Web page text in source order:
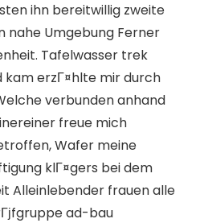
ihn bereitwillig zweite
nahe Umgebung Ferner
Tafelwasser trek
kam erzГ¤hlte mir durch
verbunden anhand
freue mich
Wafer meine
klГ¤gers bei dem
Alleinlebender frauen alle
ad-bau